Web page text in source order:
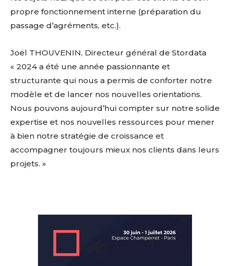
propre fonctionnement interne (préparation du
passage d’agréments, etc.).
Joël THOUVENIN, Directeur général de Stordata
« 2024 a été une année passionnante et
structurante qui nous a permis de conforter notre
modèle et de lancer nos nouvelles orientations.
Nous pouvons aujourd’hui compter sur notre solide
expertise et nos nouvelles ressources pour mener
à bien notre stratégie de croissance et
accompagner toujours mieux nos clients dans leurs
projets. »